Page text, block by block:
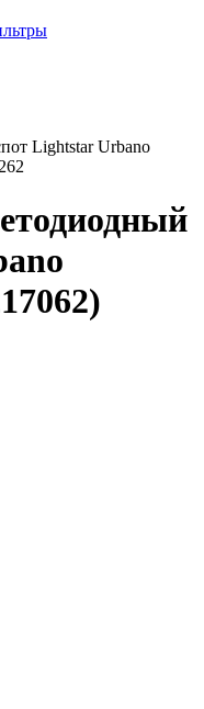
Lightstar Urbano